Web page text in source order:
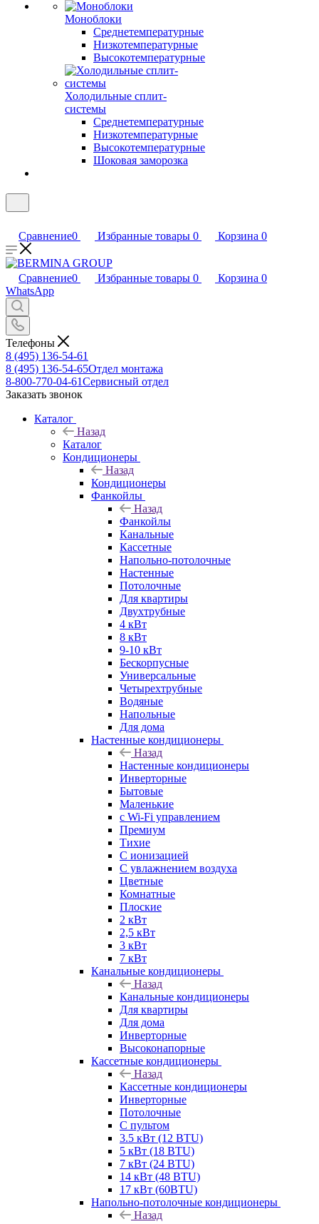
Моноблоки
Среднетемпературные
Низкотемпературные
Высокотемпературные
Холодильные сплит-
системы
Среднетемпературные
Низкотемпературные
Высокотемпературные
Шоковая заморозка
Сравнение0 Избранные товары 0 Корзина 0
Сравнение0 Избранные товары 0 Корзина 0
WhatsApp
Телефоны
8 (495) 136-54-61
8 (495) 136-54-65Отдел монтажа
8-800-770-04-61Сервисный отдел
Заказать звонок
Каталог
Назад
Каталог
Кондиционеры
Назад
Кондиционеры
Фанкойлы
Назад
Фанкойлы
Канальные
Кассетные
Напольно-потолочные
Настенные
Потолочные
Для квартиры
Двухтрубные
4 кВт
8 кВт
9-10 кВт
Бескорпусные
Универсальные
Четырехтрубные
Водяные
Напольные
Для дома
Настенные кондиционеры
Назад
Настенные кондиционеры
Инверторные
Бытовые
Маленькие
с Wi-Fi управлением
Премиум
Тихие
С ионизацией
С увлажнением воздуха
Цветные
Комнатные
Плоские
2 кВт
2,5 кВт
3 кВт
7 кВт
Канальные кондиционеры
Назад
Канальные кондиционеры
Для квартиры
Для дома
Инверторные
Высоконапорные
Кассетные кондиционеры
Назад
Кассетные кондиционеры
Инверторные
Потолочные
С пультом
3.5 кВт (12 BTU)
5 кВт (18 BTU)
7 кВт (24 BTU)
14 кВт (48 BTU)
17 кВт (60BTU)
Напольно-потолочные кондиционеры
Назад